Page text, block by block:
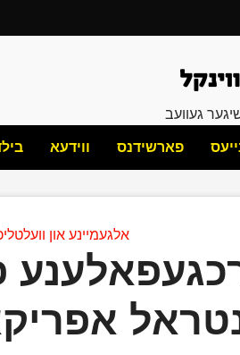
געוועב
פארשידנס ווידעא
אלגעמיינע און